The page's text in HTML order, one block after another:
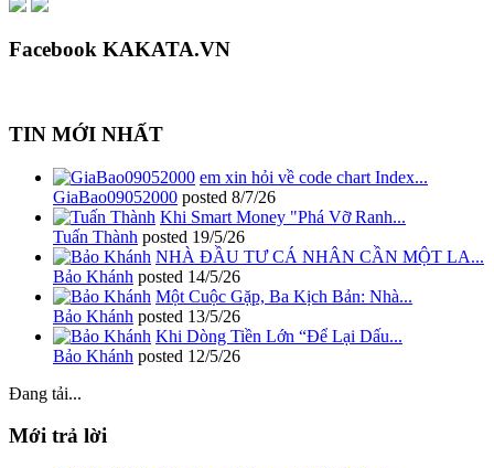
Facebook KAKATA.VN
TIN MỚI NHẤT
em xin hỏi về code chart Index...
GiaBao09052000 posted 8/7/26
Khi Smart Money "Phá Vỡ Ranh...
Tuấn Thành posted 19/5/26
NHÀ ĐẦU TƯ CÁ NHÂN CẦN MỘT LA...
Bảo Khánh posted 14/5/26
Một Cuộc Gặp, Ba Kịch Bản: Nhà...
Bảo Khánh posted 13/5/26
Khi Dòng Tiền Lớn “Để Lại Dấu...
Bảo Khánh posted 12/5/26
Đang tải...
Mới trả lời